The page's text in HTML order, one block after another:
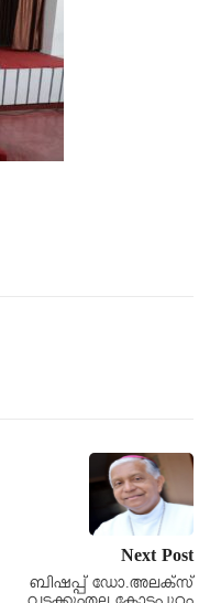
Next Post
ബിഷപ്പ് ഡോ.അലക്സ്